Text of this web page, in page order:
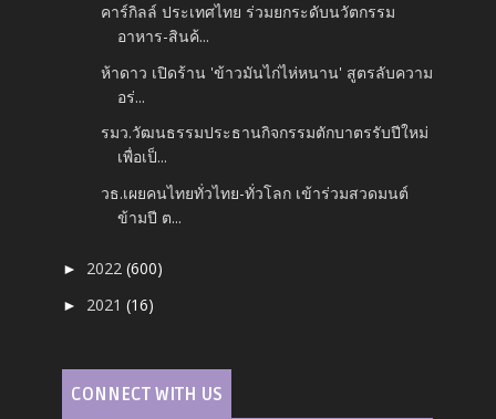
คาร์กิลล์ ประเทศไทย ร่วมยกระดับนวัตกรรม
อาหาร-สินค้...
ห้าดาว เปิดร้าน 'ข้าวมันไก่ไห่หนาน' สูตรลับความ
อร่...
รมว.วัฒนธรรมประธานกิจกรรมตักบาตรรับปีใหม่
เพื่อเป็...
วธ.เผยคนไทยทั่วไทย-ทั่วโลก เข้าร่วมสวดมนต์
ข้ามปี ต...
► 2022(600)
► 2021(16)
CONNECT WITH US